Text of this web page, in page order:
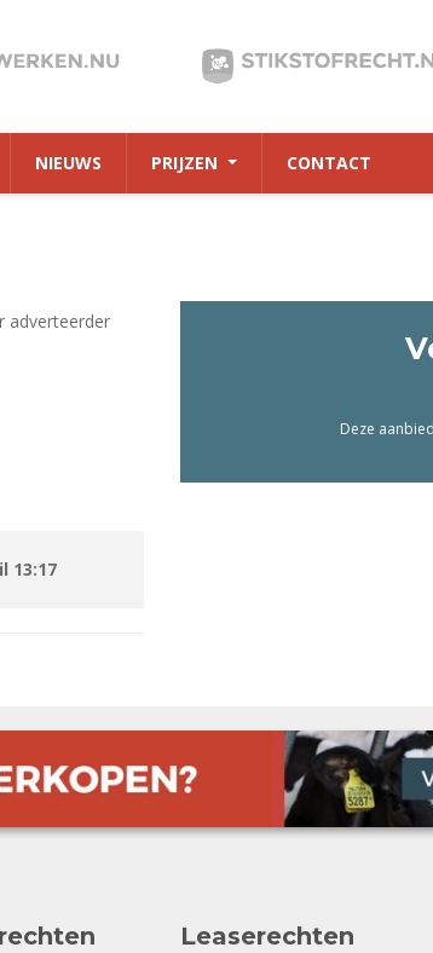
NIEUWS PRIJZEN CONTACT
adverteerder
13:17
Deze
Leaserechten